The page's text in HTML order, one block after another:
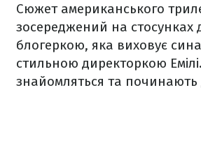
Сюжет американського
зосереджений на стосунках
блогеркою, яка виховує
стильною директоркою
знайомляться та